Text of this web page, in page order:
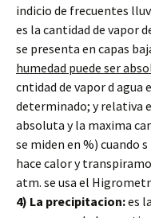
indicio de frecuentes
es la cantidad de vapor
se presenta en capas
humedad puede ser
cntidad de vapor d
determinado; y relativa
absoluta y la maxima
se miden en %) cuando
hace calor y
atm. se usa el
4) La precipitacion:es